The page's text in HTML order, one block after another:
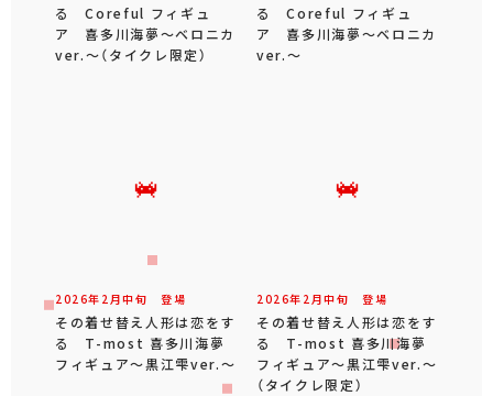
る Coreful フィギュ
ア 喜多川海夢～ベロニカ
ver.～（タイクレ限定）
る Coreful フィギュ
ア 喜多川海夢～ベロニカ
ver.～
2026年 2 月中旬 登場
その着せ替え人形は恋をす
る T-most 喜多川海夢
フィギュア～黒江雫ver.～
2026年 2 月中旬 登場
その着せ替え人形は恋をす
る T-most 喜多川海夢
フィギュア～黒江雫ver.～
（タイクレ限定）